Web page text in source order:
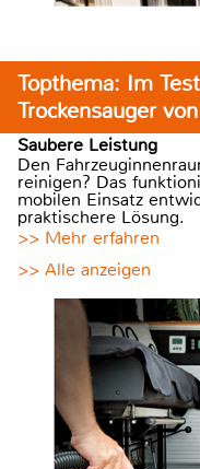
Topthema: Im
Trockensauger
Saubere Leistung
Den
reinigen? Das
mobilen Einsatz
praktischere Lösung.
>> Mehr erfahren
>> Alle anzeigen